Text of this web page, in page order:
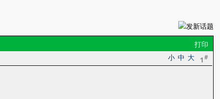
打印
1 #
大
中
小